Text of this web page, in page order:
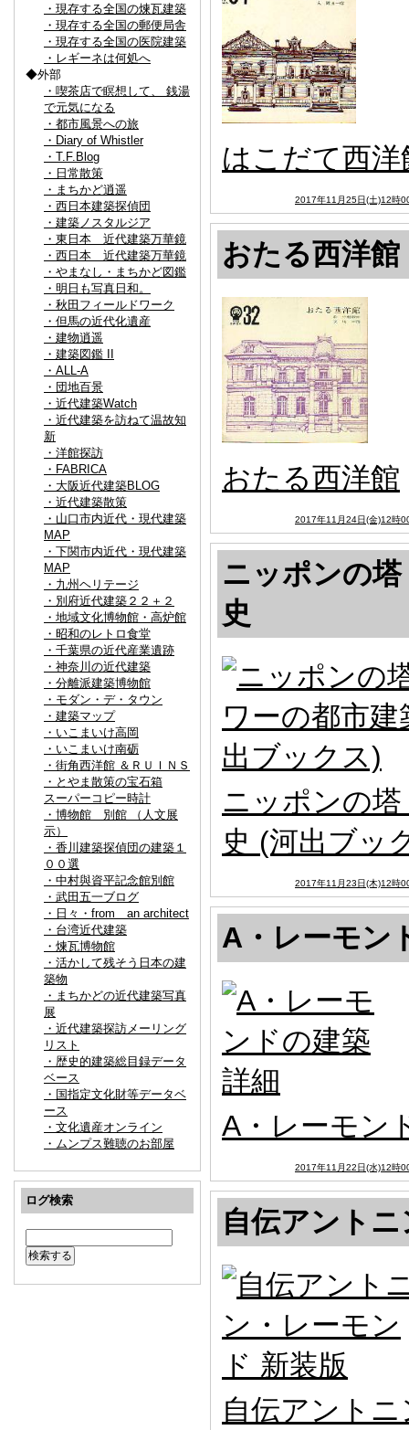
・現存する全国の煉瓦建築
・現存する全国の郵便局舎
・現存する全国の医院建築
・レギーネは何処へ
◆外部
・喫茶店で瞑想して、 銭湯
で元気になる
・都市風景への旅
・Diary of Whistler
・T.F.Blog
・日常散策
・まちかど逍遥
・西日本建築探偵団
・建築ノスタルジア
・東日本 近代建築万華鏡
・西日本 近代建築万華鏡
・やまなし・まちかど図鑑
・明日も写真日和。
・秋田フィールドワーク
・但馬の近代化遺産
・建物逍遥
・建築図鑑 II
・ALL-A
・団地百景
・近代建築Watch
・近代建築を訪ねて温故知
新
・洋館探訪
・FABRICA
・大阪近代建築BLOG
・近代建築散策
・山口市内近代・現代建築
MAP
・下関市内近代・現代建築
MAP
・九州ヘリテージ
・別府近代建築２２＋２
・地域文化博物館・高炉館
・昭和のレトロ食堂
・千葉県の近代産業遺跡
・神奈川の近代建築
・分離派建築博物館
・モダン・デ・タウン
・建築マップ
・いこまいけ高岡
・いこまいけ南砺
・街角西洋館 ＆ＲＵＩＮＳ
・とやま散策の宝石箱
スーパーコピー時計
・博物館 別館 （人文展
示）
・香川建築探偵団の建築１
００選
・中村與資平記念館別館
・武田五一ブログ
・日々・from an architect
・台湾近代建築
・煉瓦博物館
・活かして残そう日本の建
築物
・まちかどの近代建築写真
展
・近代建築探訪メーリング
リスト
・歴史的建築総目録データ
ベース
・国指定文化財等データベ
ース
・文化遺産オンライン
・ムンプス難聴のお部屋
ログ検索
はこだて西洋
2017年11月25日(土)12時
おたる西洋館
おたる西洋館
2017年11月24日(金)12時
ニッポンの
史
ニッポンの
史 (河出ブッ
2017年11月23日(木)12時
A・レーモン
A・レーモン
2017年11月22日(水)12時
自伝アント
自伝アント